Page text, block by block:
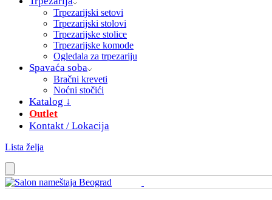
Trpezarijski setovi
Trpezarijski stolovi
Trpezarijske stolice
Trpezarijske komode
Ogledala za trpezariju
Spavaća soba
Bračni kreveti
Noćni stočići
Katalog ↓
Outlet
Kontakt / Lokacija
Lista želja